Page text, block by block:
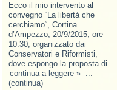
Ecco il mio intervento al
convegno “La libertà che
cerchiamo“, Cortina
d’Ampezzo, 20/9/2015, ore
10.30, organizzato dai
Conservatori e Riformisti,
dove espongo la proposta di
continua a leggere » ...
(continua)